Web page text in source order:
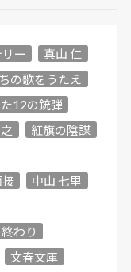
ー
真山 仁
の歌をうたえ
12の銃弾
紅旗の陰謀
中山 七里
わり
文春文庫